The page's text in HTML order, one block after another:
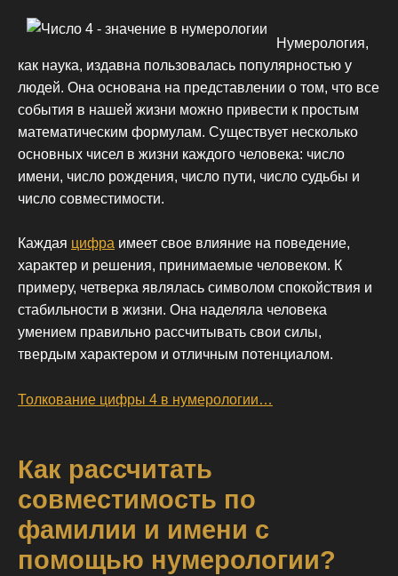
Нумерология,
как наука, издавна пользовалась популярностью у
людей. Она основана на представлении о том, что все
события в нашей жизни можно привести к простым
математическим формулам. Существует несколько
основных чисел в жизни каждого человека: число
имени, число рождения, число пути, число судьбы и
число совместимости.
Каждая цифра имеет свое влияние на поведение,
характер и решения, принимаемые человеком. К
примеру, четверка являлась символом спокойствия и
стабильности в жизни. Она наделяла человека
умением правильно рассчитывать свои силы,
твердым характером и отличным потенциалом.
Толкование цифры 4 в нумерологии…
Как рассчитать
совместимость по
фамилии и имени с
помощью нумерологии?